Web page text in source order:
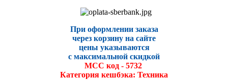
При оформлении заказа
через корзину на сайте
цены указываются
с максимальной скидкой
МСС код - 5732
Категория кешбэка: Техника